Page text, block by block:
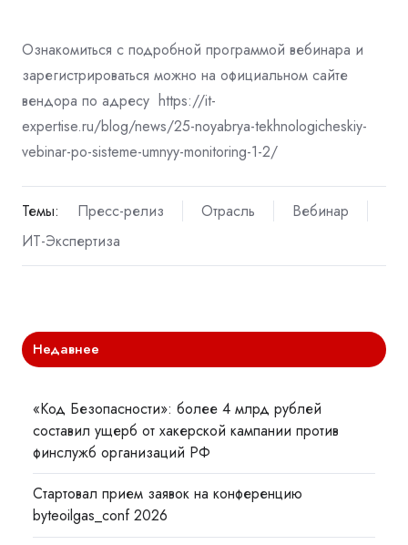
Ознакомиться с подробной программой вебинара и
зарегистрироваться можно на официальном сайте
вендора по адресу https://it-
expertise.ru/blog/news/25-noyabrya-tekhnologicheskiy-
vebinar-po-sisteme-umnyy-monitoring-1-2/
Темы: Пресс-релиз Отрасль
Вебинар
ИТ-Экспертиза
Недавнее
«Код Безопасности»: более 4 млрд рублей
составил ущерб от хакерской кампании против
финслужб организаций РФ
Стартовал прием заявок на конференцию
byteoilgas_conf 2026